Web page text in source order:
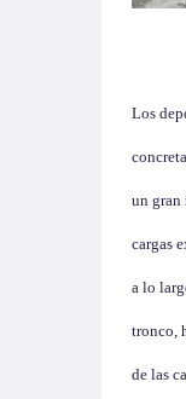
Los
un gran
cargas
a lo
tronco,
de las